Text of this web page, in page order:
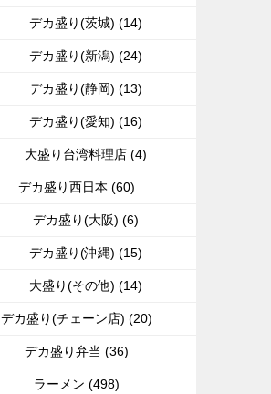
デカ盛り(茨城) (14)
デカ盛り(新潟) (24)
デカ盛り(静岡) (13)
デカ盛り(愛知) (16)
大盛り台湾料理店 (4)
デカ盛り西日本 (60)
デカ盛り(大阪) (6)
デカ盛り(沖縄) (15)
大盛り(その他) (14)
デカ盛り(チェーン店) (20)
デカ盛り弁当 (36)
ラーメン (498)